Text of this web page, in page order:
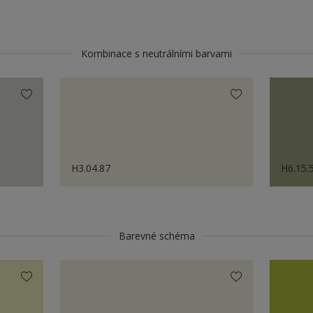
Kombinace s neutrálními barvami
H3.04.87
Barevné schéma